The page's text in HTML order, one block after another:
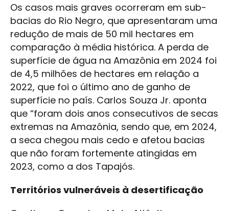
Os casos mais graves ocorreram em sub-
bacias do Rio Negro, que apresentaram uma
redução de mais de 50 mil hectares em
comparação à média histórica. A perda de
superfície de água na Amazônia em 2024 foi
de 4,5 milhões de hectares em relação a
2022, que foi o último ano de ganho de
superfície no país. Carlos Souza Jr. aponta
que “foram dois anos consecutivos de secas
extremas na Amazônia, sendo que, em 2024,
a seca chegou mais cedo e afetou bacias
que não foram fortemente atingidas em
2023, como a dos Tapajós.
Territórios vulneráveis à desertificação